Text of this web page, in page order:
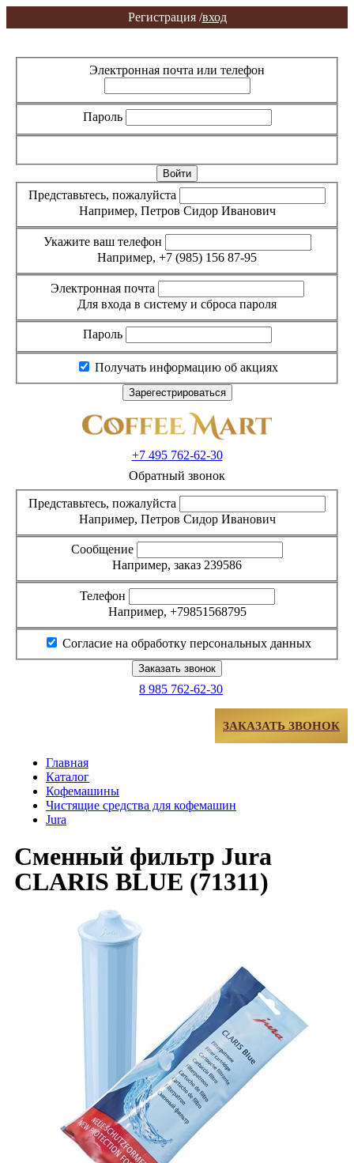
Регистрация /вход
Электронная почта или телефон
Пароль
Представьтесь, пожалуйста
Например, Петров Сидор Иванович
Укажите ваш телефон
Например, +7 (985) 156 87-95
Электронная почта
Для входа в систему и сброса пароля
Пароль
Получать информацию об акциях
+7 495762-62-30
Обратный звонок
Представьтесь, пожалуйста
Например, Петров Сидор Иванович
Сообщение
Например, заказ 239586
Телефон
Например, +79851568795
Согласие на обработку персональных данных
8 985 762-62-30
ЗАКАЗАТЬ ЗВОНОК
Главная
Каталог
Кофемашины
Чистящие средства для кофемашин
Jura
Сменный фильтр Jura
CLARIS BLUE (71311)